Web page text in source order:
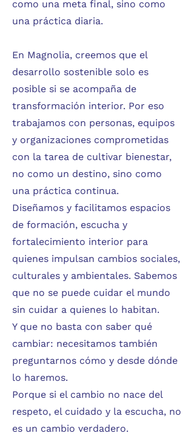
como una meta final, sino como
una práctica diaria.
En Magnolia, creemos que el
desarrollo sostenible solo es
posible si se acompaña de
transformación interior. Por eso
trabajamos con personas, equipos
y organizaciones comprometidas
con la tarea de cultivar bienestar,
no como un destino, sino como
una práctica continua.
Diseñamos y facilitamos espacios
de formación, escucha y
fortalecimiento interior para
quienes impulsan cambios sociales,
culturales y ambientales. Sabemos
que no se puede cuidar el mundo
sin cuidar a quienes lo habitan.
Y que no basta con saber qué
cambiar: necesitamos también
preguntarnos cómo y desde dónde
lo haremos.
Porque si el cambio no nace del
respeto, el cuidado y la escucha, no
es un cambio verdadero.